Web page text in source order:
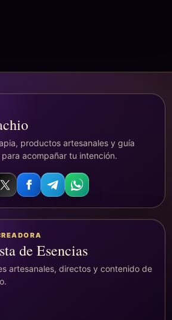
productos artesanales y guía
para acompañar tu intención.
de Esencias
artesanales, directos y contenido de